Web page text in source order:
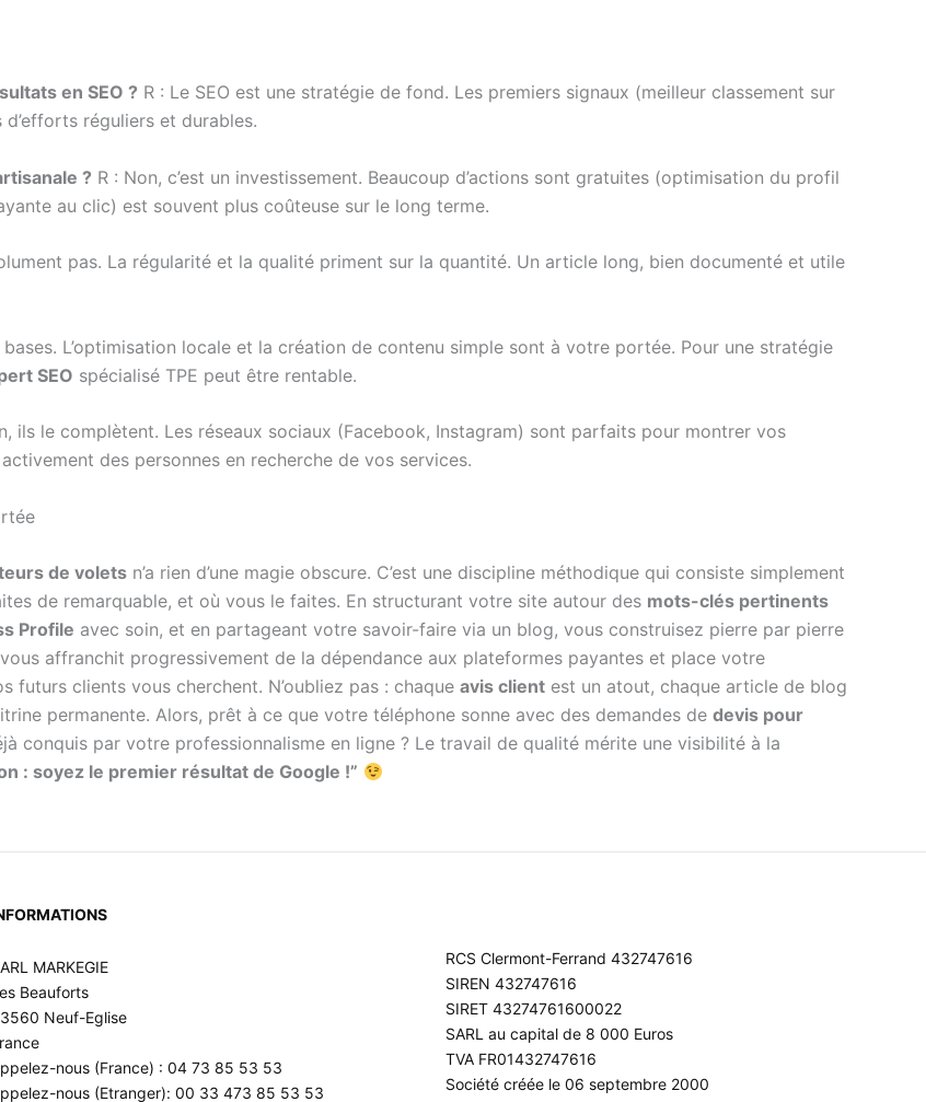
en SEO ? R : Le SEO est une stratégie de fond. Les premiers signaux (meilleur classement sur
réguliers et durables.
? R : Non, c’est un investissement. Beaucoup d’actions sont gratuites (optimisation du profil
au clic) est souvent plus coûteuse sur le long terme.
pas. La régularité et la qualité priment sur la quantité. Un article long, bien documenté et utile
bases. L’optimisation locale et la création de contenu simple sont à votre portée. Pour une stratégie
SEO spécialisé TPE peut être rentable.
ils le complètent. Les réseaux sociaux (Facebook, Instagram) sont parfaits pour montrer vos
des personnes en recherche de vos services.
de volets n’a rien d’une magie obscure. C’est une discipline méthodique qui consiste simplement
de remarquable, et où vous le faites. En structurant votre site autour des mots-clés pertinents
Profile avec soin, et en partageant votre savoir-faire via un blog, vous construisez pierre par pierre
affranchit progressivement de la dépendance aux plateformes payantes et place votre
clients vous cherchent. N’oubliez pas : chaque avis client est un atout, chaque article de blog
permanente. Alors, prêt à ce que votre téléphone sonne avec des demandes de devis pour
conquis par votre professionnalisme en ligne ? Le travail de qualité mérite une visibilité à la
: soyez le premier résultat de Google !”
MARKEGIE
Beauforts
Neuf-Eglise
nous (France) : 04 73 85 53 53
nous (Etranger): 00 33 473 85 53 53
RCS Clermont-Ferrand 432747616
SIREN 432747616
SIRET 43274761600022
SARL au capital de 8 000 Euros
TVA FR01432747616
Société créée le 06 septembre 2000